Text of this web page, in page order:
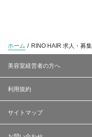
ホーム RINO HAIR 求人・募
美容室経営者の方へ
利用規約
サイトマップ